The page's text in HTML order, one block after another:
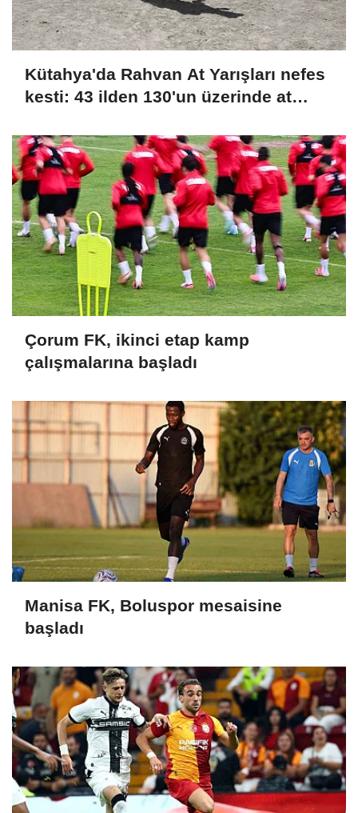
Kütahya'da Rahvan At Yarışları nefes
kesti: 43 ilden 130'un üzerinde at
Çorum FK, ikinci etap kamp
çalışmalarına başladı
Manisa FK, Boluspor mesaisine
başladı